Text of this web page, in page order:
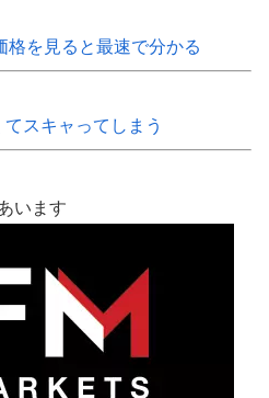
格を見ると最速で分かる
スキャってしまう
います